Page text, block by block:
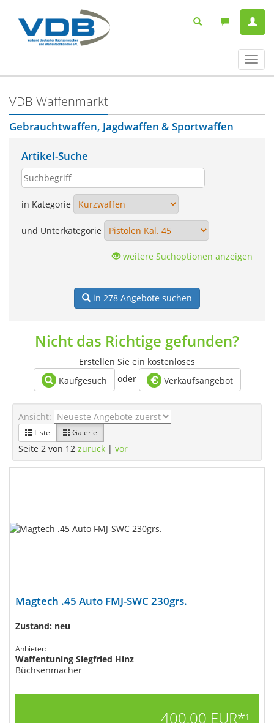
ein-/
VDB Waffenmarkt
Gebrauchtwaffen, Jagdwaffen & Sportwaffen
Artikel-Suche
in Kategorie
und Unterkategorie
weitere Suchoptionen anzeigen
in 278 Angebote suchen
Nicht das Richtige gefunden?
Erstellen Sie ein kostenloses
Kaufgesuch
oder Verkaufsangebot
Ansicht:
Liste Galerie
Seite 2 von 12 zurück | vor
Magtech .45 Auto FMJ-SWC 230grs.
Zustand: neu
Anbieter:
Waffentuning Siegfried Hinz
Büchsenmacher
400,00 EUR*1